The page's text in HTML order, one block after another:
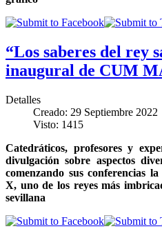
“Los saberes del rey
inaugural de CUM
Detalles
Creado: 29 Septiembre 2022
Visto: 1415
Catedráticos, profesores y
divulgación sobre aspectos
comenzando sus conferencias
X, uno de los reyes más
sevillana